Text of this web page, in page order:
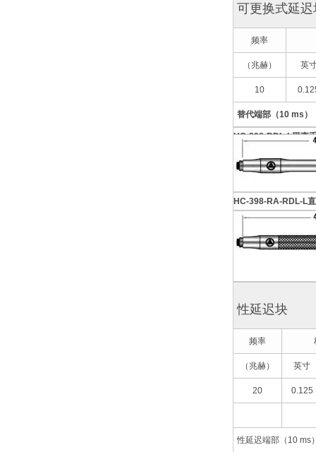
可更换式延迟
频率
（兆赫） 英
10
替代端部（10 ms）
HC-398-RDL-L平直
HC-398-RA-RDL-L
性延迟块
频率
（兆赫） 英寸
20 0.125
性延迟端部（10 ms